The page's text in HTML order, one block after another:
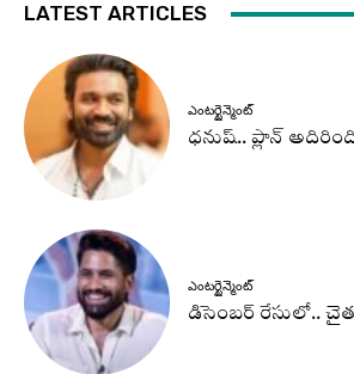
LATEST ARTICLES
ఎంటర్టైన్మెంట్
ధనుష్‌.. ప్లాన్
ఎంటర్టైన్మెంట్
డిసెంబర్ రేసులో..